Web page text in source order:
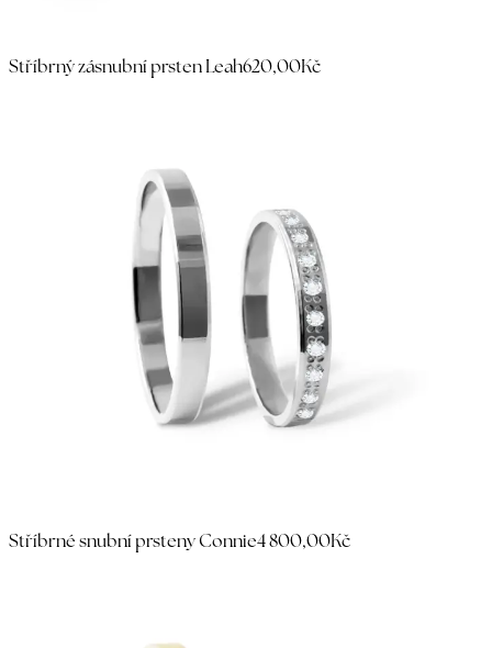
Stříbrný zásnubní prsten Leah620,00Kč
Stříbrné snubní prsteny Connie4 800,00Kč